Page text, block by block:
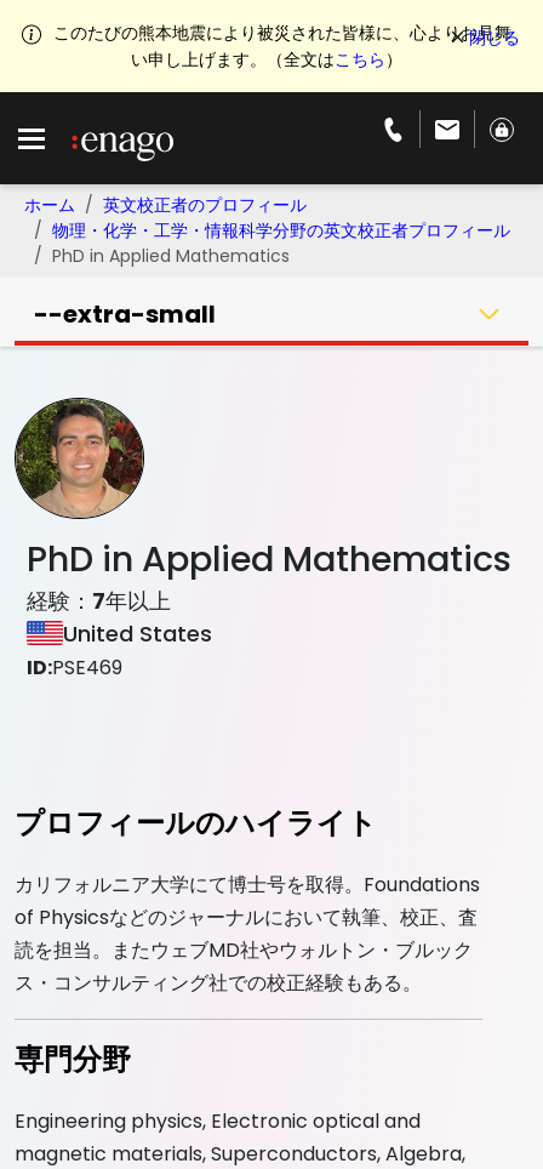
このたびの熊本地震により被災された皆様に、心よりお見舞
い申し上げます。（全文はこちら ）
ホーム
英文校正者のプロフィール
物理・化学・工学・情報科学分野の英文校正者プロフィール
PhD in Applied Mathematics
--extra-small
PhD in Applied Mathematics
経験： 7年以上
United States
ID:PSE469
プロフィールのハイライト
カリフォルニア大学にて博士号を取得。Foundations
of Physicsなどのジャーナルにおいて執筆、校正、査
読を担当。またウェブMD社やウォルトン・ブルック
ス・コンサルティング社での校正経験もある。
専門分野
Engineering physics, Electronic optical and
magnetic materials, Superconductors, Algebra,